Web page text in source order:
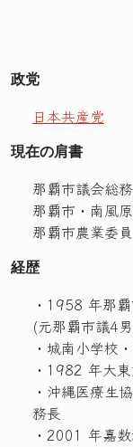
政党
日本共産党
現在の肩書
那覇市議会総
那覇市・南風
那覇市農業委員
経歴
・1958 年那
(元那覇市議4
・城南小学校
・1982 年大
・沖縄医療生
務長
・2001 年嘉